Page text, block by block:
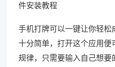
件安装教程
手机打牌可以一键让你轻松
十分简单，打开这个应用
规律，只需要输入自己想要